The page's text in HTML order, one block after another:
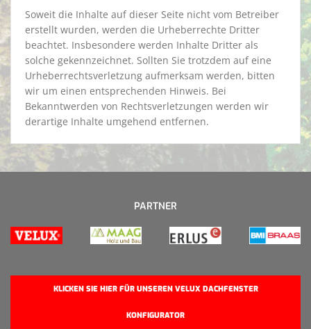
Soweit die Inhalte auf dieser Seite nicht vom Betreiber
erstellt wurden, werden die Urheberrechte Dritter
beachtet. Insbesondere werden Inhalte Dritter als
solche gekennzeichnet. Sollten Sie trotzdem auf eine
Urheberrechtsverletzung aufmerksam werden, bitten
wir um einen entsprechenden Hinweis. Bei
Bekanntwerden von Rechtsverletzungen werden wir
derartige Inhalte umgehend entfernen.
PARTNER
KLICKEN SIE HIER FÜR UNSEREN VELUX DACHFENSTER
KONFIGURATOR